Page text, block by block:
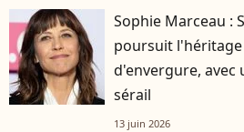
Sophie Marceau :
poursuit
d'envergure, avec
sérail
13 juin 2026